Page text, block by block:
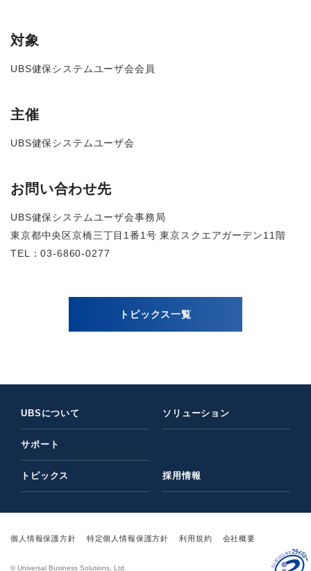
対象
UBS健保システムユーザ会会員
主催
UBS健保システムユーザ会
お問い合わせ先
UBS健保システムユーザ会事務局
東京都中央区京橋三丁目1番1号 東京スクエアガーデン11階
TEL：03-6860-0277
トピックス一覧
UBSについて ソリューション
サポート
トピックス 採用情報
個人情報保護方針 特定個人情報保護方針 利用規約 会社概要
© Universal Business Solutions, Ltd.